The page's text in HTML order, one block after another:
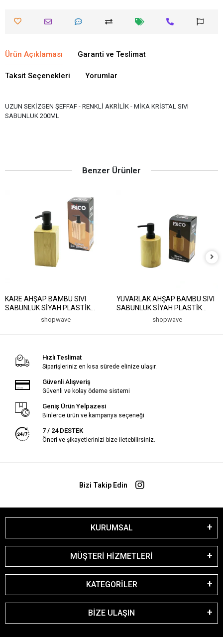
Ürün Açıklaması Garanti ve Teslimat
Taksit Seçenekleri Yorumlar
UZUN SEKİZGEN ŞEFFAF - RENKLİ AKRİLİK - MİKA KRİSTAL SIVI
SABUNLUK 200ML
Benzer Ürünler
KARE AHŞAP BAMBU SIVI
SABUNLUK SİYAH PLASTİK
POMPA ÇAP: 7CM - Y: 11.5CM
shopwave
YUVARLAK AHŞAP BAMBU SIVI
SABUNLUK SİYAH PLASTİK
shopwave
Hızlı Teslimat
Siparişleriniz en kısa sürede elinize ulaşır.
Güvenli Alışveriş
Güvenli ve kolay ödeme sistemi
Geniş Ürün Yelpazesi
Binlerce ürün ve kampanya seçeneği
7 / 24 DESTEK
Öneri ve şikayetlerinizi bize iletebilirsiniz.
Bizi Takip Edin
KURUMSAL
MÜŞTERİ HİZMETLERİ
KATEGORİLER
BİZE ULAŞIN